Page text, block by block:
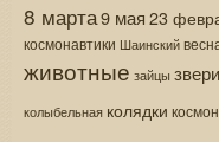
8 марта9 мая 23
космонавтики Шаинский
животные зайцы звери
колыбельная колядки